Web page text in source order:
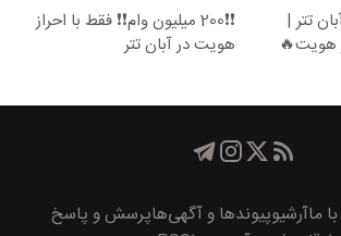
آبان تتر |
هویت🔥
❗❗200 میلیون وام❗❗ فقط با احراز
هویت در آبان تتر
ماآرشیوپیوند‌ها و آگهی‌هاپرسش و پاسخ